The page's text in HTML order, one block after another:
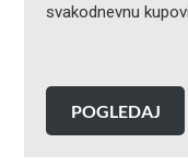
svakodnevnu
POGLEDAJ